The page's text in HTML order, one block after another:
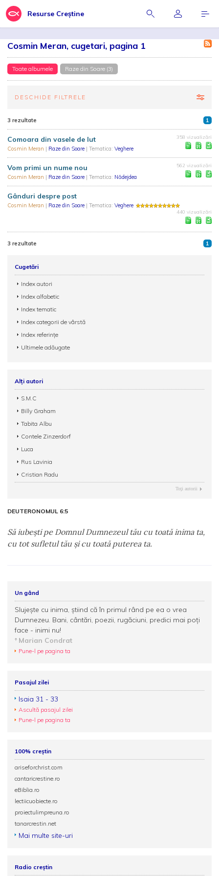
Resurse Creștine
Cosmin Meran, cugetari, pagina 1
Toate albumele Raze din Soare (3)
DESCHIDE FILTRELE
3 rezultate 1
Comoara din vasele de lut
Cosmin Meran | Raze din Soare | Tematica: Veghere
358 vizualizări
Vom primi un nume nou
Cosmin Meran | Raze din Soare | Tematica: Nădejdea
562 vizualizări
Gânduri despre post
Cosmin Meran | Raze din Soare | Tematica: Veghere
440 vizualizări
3 rezultate 1
Cugetări
Index autori
Index alfabetic
Index tematic
Index categorii de vârstă
Index referințe
Ultimele adăugate
Alți autori
S.M.C
Billy Graham
Tabita Albu
Contele Zinzerdorf
Luca
Rus Lavinia
Cristian Radu
Toţi autorii
DEUTERONOMUL 6:5
Să iubeşti pe Domnul Dumnezeul tău cu toată inima ta,
cu tot sufletul tău şi cu toată puterea ta.
Un gând
Slujeşte cu inima, ştiind că în primul rând pe ea o vrea
Dumnezeu. Bani, cântări, poezii, rugăciuni, predici mai poţi
face - inimi nu!
Marian Condrat
Pune-l pe pagina ta
Pasajul zilei
Isaia 31 - 33
Ascultă pasajul zilei
Pune-l pe pagina ta
100% creștin
ariseforchrist.com
cantaricrestine.ro
eBiblia.ro
lectiicuobiecte.ro
proiectulimpreuna.ro
tanarcrestin.net
Mai multe site-uri
Radio creștin